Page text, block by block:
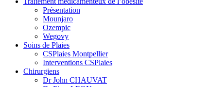
Présentation
Mounjaro
Ozempic
Wegovy
Soins de Plaies
CSPlaies Montpellier
Interventions CSPlaies
Chirurgiens
Dr John CHAUVAT